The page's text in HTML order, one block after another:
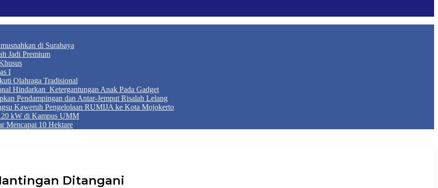
di Surabaya
Jadi Premium
I
Olahraga Tradisional
Hindarkan Ketergantungan Anak Pada Gadget
Pendampingan dan Antar-Jemput Risalah Lelang
Kaweruh Pengelolaan RUMIJA ke Kota Mojokerto
kW di Kampus UMM
Mencapai 10 Hektare
Ditangani